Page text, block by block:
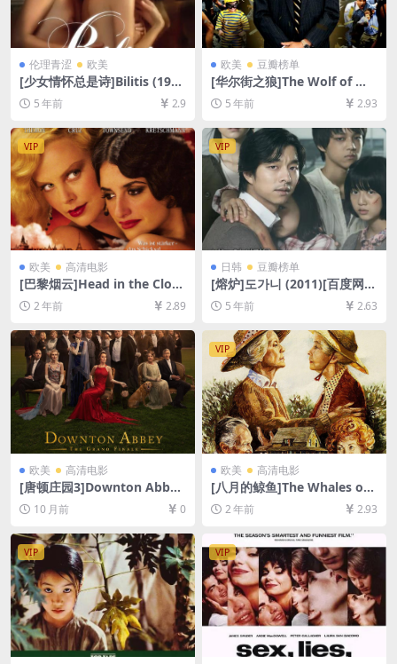
伦理青涩 欧美
[少女情怀总是诗]Bilitis (197
7)[百度网盘+迅雷云盘资源10
80P超清未删减][MP4/6.0GB]
压缩包（含解压密码）】
5 年前 2.9
欧美 豆瓣榜单
[华尔街之狼]The Wolf of Wa
ll Street (2013)[百度网盘+夸
克网盘+迅雷云盘资源1080P
英字幕]【视频文件+防和谐压
缩包（含解压密码）】
5 年前 2.93
VIP
欧美 高清电影
[巴黎烟云]Head in the Clou
ds (2004)[百度网盘+夸克网盘
1080P超清未删减资源][网盘
在线播放/下载][MP4/7.8GB]
[中英字幕]
2 年前 2.89
VIP
日韩 豆瓣榜单
[熔炉]도가니 (2011)[百度网盘
+夸克网盘+迅雷云盘资源1080
P超清未删减][MP4/7.9GB][韩
语中字]
5 年前 2.63
欧美 高清电影
[唐顿庄园3]Downton Abbe
y: The Grand Finale (2025)
[百度网盘+夸克网盘1080P超
清未删减资源][网盘在线播放/
下载][MP4/9.7GB][中英字幕]
10 月前 0
VIP
欧美 高清电影
[八月的鲸鱼]The Whales of
August (1987)[百度网盘+夸
克网盘1080P超清未删减资源]
[网盘在线播放/下载][MP4/6.
3GB][中文字幕]
2 年前 2.93
VIP VIP